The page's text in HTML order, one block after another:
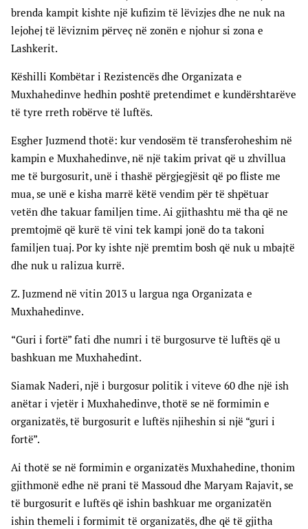
brenda kampit kishte një kufizim të lëvizjes dhe ne nuk na
lejohej të lëviznim përveç në zonën e njohur si zona e
Lashkerit.
Këshilli Kombëtar i Rezistencës dhe Organizata e
Muxhahedinve hedhin poshtë pretendimet e kundërshtarëve
të tyre rreth robërve të luftës.
Esgher Juzmend thotë: kur vendosëm të transferoheshim në
kampin e Muxhahedinve, në një takim privat që u zhvillua
me të burgosurit, unë i thashë përgjegjësit që po fliste me
mua, se unë e kisha marrë këtë vendim për të shpëtuar
vetën dhe takuar familjen time. Ai gjithashtu më tha që ne
premtojmë që kurë të vini tek kampi jonë do ta takoni
familjen tuaj. Por ky ishte një premtim bosh që nuk u mbajtë
dhe nuk u ralizua kurrë.
Z. Juzmend në vitin 2013 u largua nga Organizata e
Muxhahedinve.
“Guri i fortë” fati dhe numri i të burgosurve të luftës që u
bashkuan me Muxhahedint.
Siamak Naderi, një i burgosur politik i viteve 60 dhe një ish
anëtar i vjetër i Muxhahedinve, thotë se në formimin e
organizatës, të burgosurit e luftës njiheshin si një “guri i
fortë”.
Ai thotë se në formimin e organizatës Muxhahedine, thonim
gjithmonë edhe në prani të Massoud dhe Maryam Rajavit, se
të burgosurit e luftës që ishin bashkuar me organizatën
ishin themeli i formimit të organizatës, dhe që të gjitha